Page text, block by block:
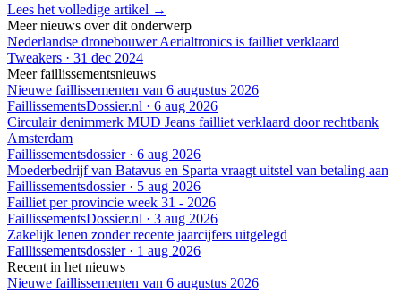
Lees het volledige artikel →
Meer nieuws over dit onderwerp
Nederlandse dronebouwer Aerialtronics is failliet verklaard
Tweakers · 31 dec 2024
Meer faillissementsnieuws
Nieuwe faillissementen van 6 augustus 2026
FaillissementsDossier.nl · 6 aug 2026
Circulair denimmerk MUD Jeans failliet verklaard door rechtbank
Amsterdam
Faillissementsdossier· 6 aug 2026
Moederbedrijf van Batavus en Sparta vraagt uitstel van betaling aan
Faillissementsdossier· 5 aug 2026
Failliet per provincie week 31 - 2026
FaillissementsDossier.nl · 3 aug 2026
Zakelijk lenen zonder recente jaarcijfers uitgelegd
Faillissementsdossier· 1 aug 2026
Recent in het nieuws
Nieuwe faillissementen van 6 augustus 2026